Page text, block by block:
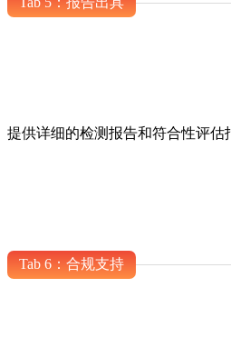
提供详细的检测报告和符合性评估
Tab 6：合规支持